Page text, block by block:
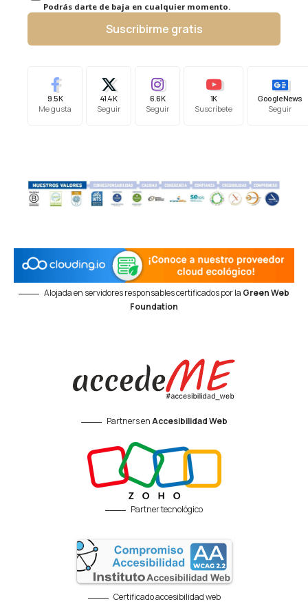
Podrás darte de baja en cualquier momento.
Suscribirme gratis
9.5K
Me gusta
41.4K
Seguir
6.6K
Seguir
1K
Suscríbete
Google News
Seguir
Alojada en servidores responsables certificados por la Green Web
Foundation
Partners enAccesibilidad Web
Partner tecnológico
Certificado accesibilidad web